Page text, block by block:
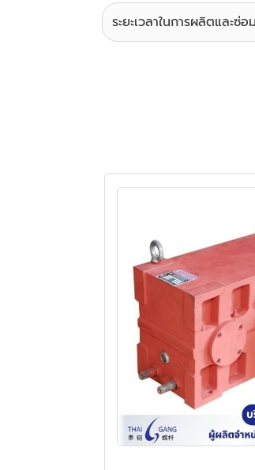
ระยะเวลาในการผลิตและซ่